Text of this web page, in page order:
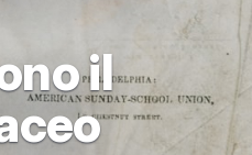
il